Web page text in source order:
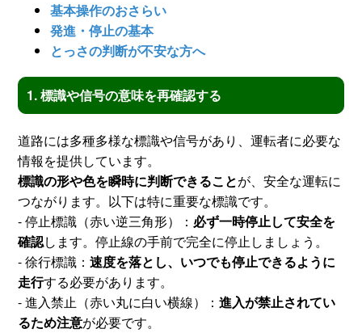
基本操作のおさらい
発進・停止の基本
とっさの判断が不安な方へ
1. 標識や信号の意味を再確認する
道路には多種多様な標識や信号があり、運転者に必要な
情報を提供しています。
標識の形や色を瞬時に判断できることが、安全な運転に
つながります。以下は特に重要な標識です。
- 停止標識（赤い逆三角形）： 必ず一時停止して安全を
確認します。停止線の手前で完全に停止しましょう。
- 徐行標識：速度を落とし、いつでも停止できるように
走行する必要があります。
- 進入禁止（赤い丸に白い横線）：進入が禁止されてい
るため注意が必要です。